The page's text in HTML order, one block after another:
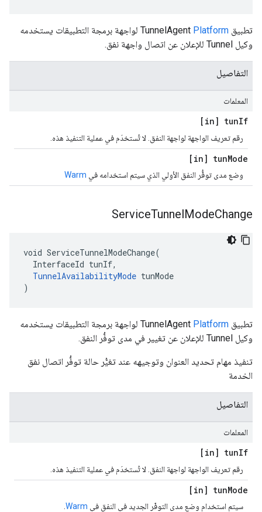
تطبيق TunnelAgent Platform
لواجهة برمجة التطبيقات يستخدمه
وكيل Tunnel للإعلان عن اتصال واجهة نفق.
التفاصيل
المعلمات
[in] tunIf
رقم تعريف الواجهة لواجهة النفق. لا تُستخدَم في عملية التنفيذ هذه.
[in] tunMode
وضع مدى توفُّر النفق الأولي الذي سيتم استخدامه في Warm
ServiceTunnelModeChange
void ServiceTunnelModeChange(
  InterfaceId tunIf,
TunnelAvailabilityMode tunMode
)
تطبيق TunnelAgent Platform
لواجهة برمجة التطبيقات يستخدمه
وكيل Tunnel للإعلان عن تغيير في مدى توفُّر النفق.
تنفيذ مهام تحديد العنوان وتوجيهه عند تغيُّر حالة توفُّر اتصال نفق
الخدمة
التفاصيل
المعلمات
[in] tunIf
رقم تعريف الواجهة لواجهة النفق. لا تُستخدَم في عملية التنفيذ هذه.
[in] tunMode
سيتم استخدام وضع مدى التوفّر الجديد في النفق في Warm